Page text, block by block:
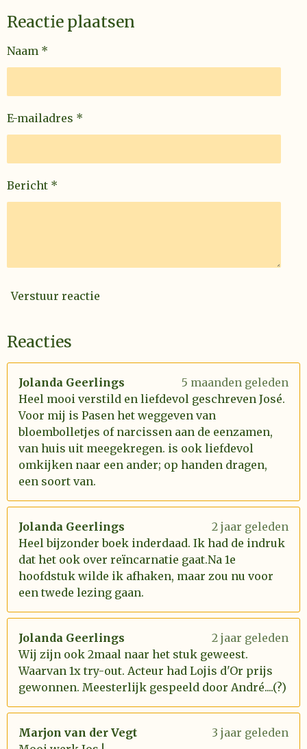
Reactie plaatsen
Naam *
E-mailadres *
Bericht *
Verstuur reactie
Reacties
Jolanda Geerlings
5 maanden geleden
Heel mooi verstild en liefdevol geschreven José.
Voor mij is Pasen het weggeven van
bloembolletjes of narcissen aan de eenzamen,
van huis uit meegekregen. is ook liefdevol
omkijken naar een ander; op handen dragen,
een soort van.
Jolanda Geerlings
2 jaar geleden
Heel bijzonder boek inderdaad. Ik had de indruk
dat het ook over reïncarnatie gaat.Na 1e
hoofdstuk wilde ik afhaken, maar zou nu voor
een twede lezing gaan.
Jolanda Geerlings
2 jaar geleden
Wij zijn ook 2maal naar het stuk geweest.
Waarvan 1x try-out. Acteur had Lojis d'Or prijs
gewonnen. Meesterlijk gespeeld door André....(?)
Marjon van der Vegt
3 jaar geleden